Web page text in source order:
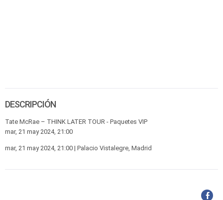
DESCRIPCIÓN
Tate McRae – THINK LATER TOUR - Paquetes VIP
mar, 21 may 2024, 21:00
mar, 21 may 2024, 21:00 | Palacio Vistalegre, Madrid